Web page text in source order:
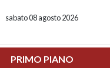
sabato 08 agosto 2026
PRIMO PIANO